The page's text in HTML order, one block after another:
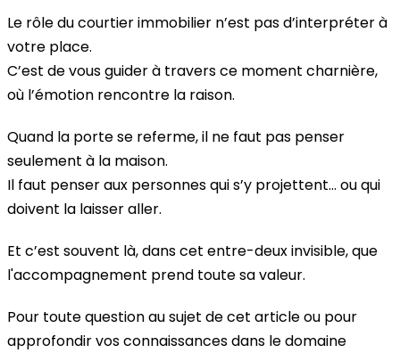
Le rôle du courtier immobilier n’est pas d’interpréter à
votre place.
C’est de vous guider à travers ce moment charnière,
où l’émotion rencontre la raison.
Quand la porte se referme, il ne faut pas penser
seulement à la maison.
Il faut penser aux personnes qui s’y projettent… ou qui
doivent la laisser aller.
Et c’est souvent là, dans cet entre-deux invisible, que
l'accompagnement prend toute sa valeur.
Pour toute question au sujet de cet article ou pour
approfondir vos connaissances dans le domaine